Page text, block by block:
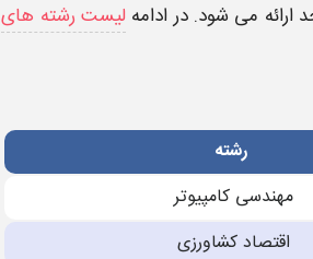
ارائه می شود. در ادامه لیست رشته های
رﺷﺘﻪ
مهندسی کامپیوتر
اقتصاد کشاورزی